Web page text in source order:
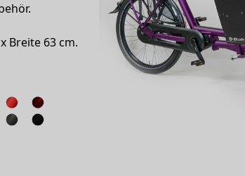
Breite 63 cm.